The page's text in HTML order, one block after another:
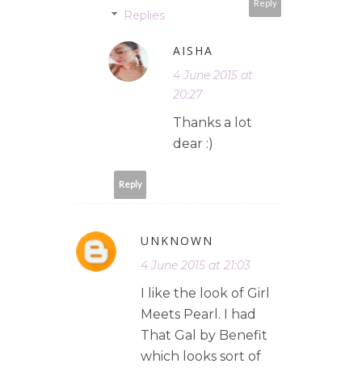
Reply
Replies
AISHA
4 June 2015 at
20:27
Thanks a lot
dear :)
Reply
UNKNOWN
4 June 2015 at 21:03
I like the look of Girl
Meets Pearl. I had
That Gal by Benefit
which looks sort of